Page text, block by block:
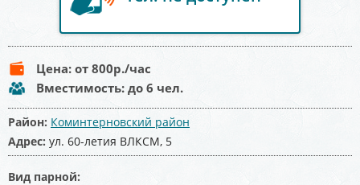
Цена: от 800р./час
Вместимость: до 6 чел.
Район: Коминтерновский район
Адрес: ул. 60-летия ВЛКСМ, 5
Вид парной: